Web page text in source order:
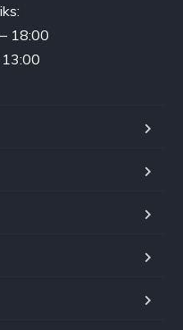
18:00